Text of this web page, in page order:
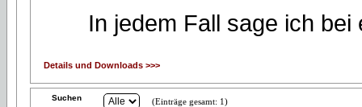
In jedem Fall sage ich
Details und Downloads >>>
Suchen (Einträge gesamt: 1)